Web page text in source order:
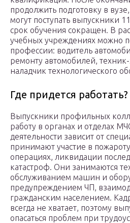
продолжить подготовку в
могут поступать выпускники
срок обучения сокращен. В
учебных учреждениях можно
профессии: водитель
ремонту автомобилей,
наладчик технологического
Где придется работать?
Выпускники профильных
работу в органах и отделах
деятельности зависит от
принимают участие в
операциях, ликвидации
катастроф. Они занимаются
обслуживанием машин и
предупреждением ЧП,
гражданским населением.
всегда не хватает, поэтому
опасаться проблем при